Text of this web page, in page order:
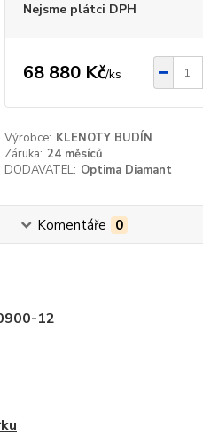
Nejsme plátci DPH
68 880 Kč/ks
Výrobce: KLENOTY BUDÍN
Záruka: 24 měsíců
DODAVATEL: Optima Diamant
Komentáře 0
12